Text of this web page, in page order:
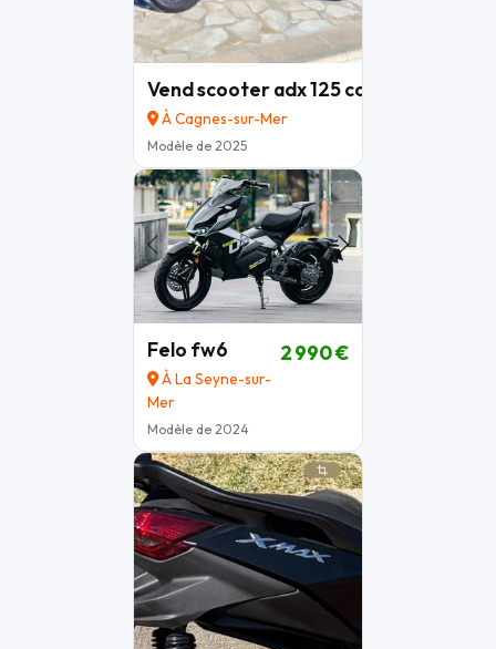
Vend scooter adx 125 cc
À Cagnes-sur-Mer
Modèle de 2025
Felo fw6
À La Seyne-sur-
Mer
Modèle de 2024
2 990 €